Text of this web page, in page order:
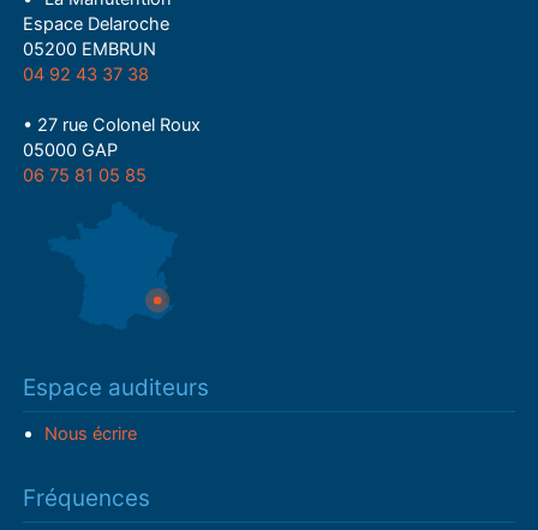
Espace Delaroche
05200 EMBRUN
04 92 43 37 38
• 27 rue Colonel Roux
05000 GAP
06 75 81 05 85
Espace auditeurs
Nous écrire
Fréquences